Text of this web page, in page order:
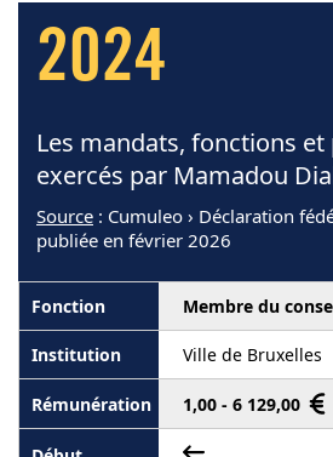
2024
Les mandats, fonctions
exercés par Mamadou
Source : Cumuleo › Déclaration
publiée en février 2026
Membre du
Ville de Bruxelles
1,00 - 6 129,00